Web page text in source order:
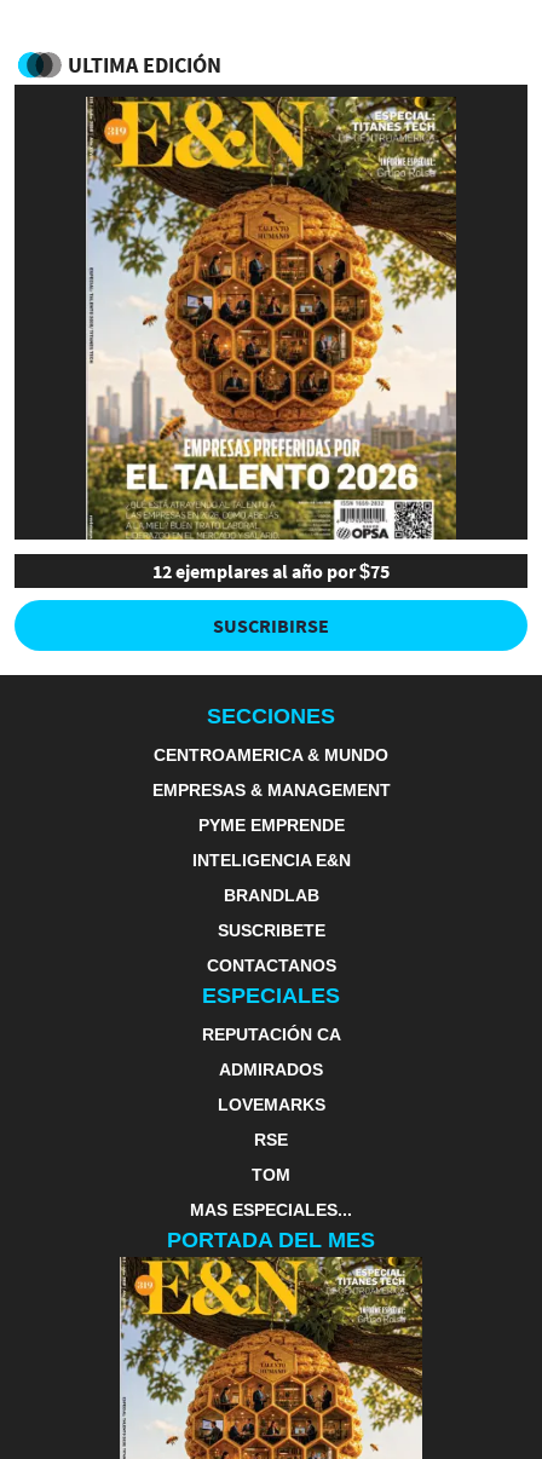
ULTIMA EDICIÓN
12 ejemplares al año por $75
SUSCRIBIRSE
SECCIONES
CENTROAMERICA & MUNDO
EMPRESAS & MANAGEMENT
PYME EMPRENDE
INTELIGENCIA E&N
BRANDLAB
SUSCRIBETE
CONTACTANOS
ESPECIALES
REPUTACIÓN CA
ADMIRADOS
LOVEMARKS
RSE
TOM
MAS ESPECIALES...
PORTADA DEL MES